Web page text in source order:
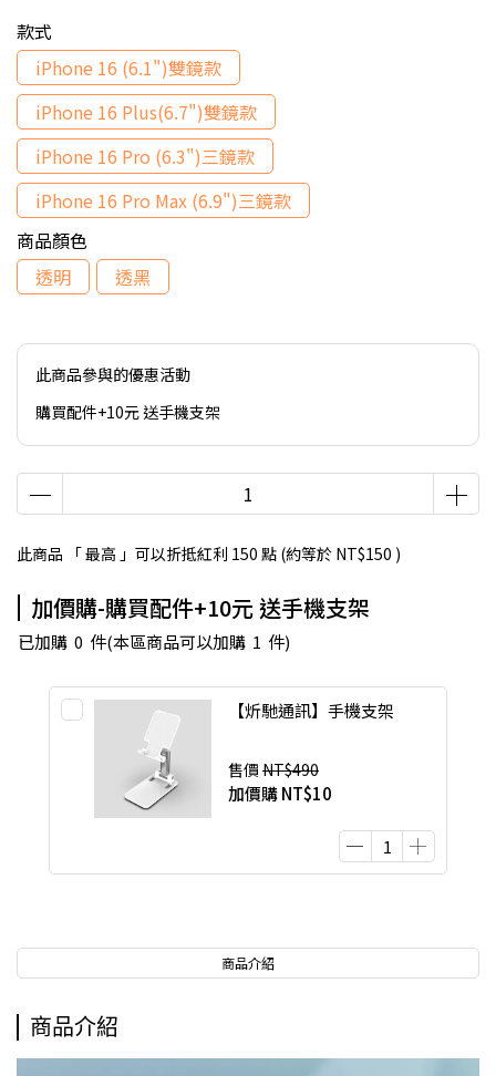
款式
iPhone 16 (6.1")雙鏡款
iPhone 16 Plus(6.7")雙鏡款
iPhone 16 Pro (6.3")三鏡款
iPhone 16 Pro Max (6.9")三鏡款
商品顏色
透明
透黑
此商品參與的優惠活動
購買配件+10元 送手機支架
此商品 「 最高 」可以折抵紅利 150 點 (約等於 NT$150 )
加價購-購買配件+10元 送手機支架
已加購 0 件(本區商品可以加購 1 件)
【炘馳通訊】手機支架
售價 NT$490
加價購NT$10
商品介紹
商品介紹